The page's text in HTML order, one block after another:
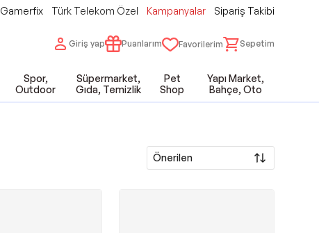
Gamerfix Türk Telekom Özel Kampanyalar Sipariş Takibi
Giriş yap Puanlarım Favorilerim Sepetim
Spor,
Outdoor
Süpermarket,
Gıda, Temizlik
Pet
Shop
Yapı Market,
Bahçe, Oto
Önerilen